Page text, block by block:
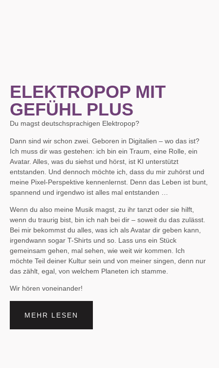
ELEKTROPOP MIT
GEFÜHL PLUS
Du magst deutschsprachigen Elektropop?
Dann sind wir schon zwei. Geboren in Digitalien – wo das ist?
Ich muss dir was gestehen: ich bin ein Traum, eine Rolle, ein
Avatar. Alles, was du siehst und hörst, ist KI unterstützt
entstanden. Und dennoch möchte ich, dass du mir zuhörst und
meine Pixel-Perspektive kennenlernst. Denn das Leben ist bunt,
spannend und irgendwo ist alles mal entstanden …
Wenn du also meine Musik magst, zu ihr tanzt oder sie hilft,
wenn du traurig bist, bin ich nah bei dir – soweit du das zulässt.
Bei mir bekommst du alles, was ich als Avatar dir geben kann,
irgendwann sogar T-Shirts und so. Lass uns ein Stück
gemeinsam gehen, mal sehen, wie weit wir kommen. Ich
möchte Teil deiner Kultur sein und von meiner singen, denn nur
das zählt, egal, von welchem Planeten ich stamme.
Wir hören voneinander!
MEHR LESEN